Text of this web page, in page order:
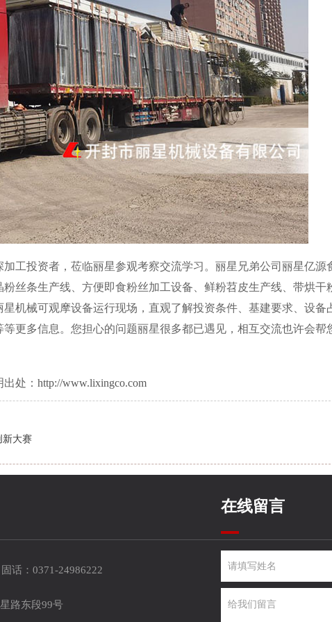
工投资者，莅临丽星参观考察交流学习。丽星兄弟公司丽星亿源
丝条生产线、方便即食粉丝加工设备、鲜粉苕皮生产线、带烘干
机械可观摩设备运行现场，直观了解投资条件、基建要求、设备
更多信息。您担心的问题丽星很多都已遇见，相互交流也许会帮
处： http://www.lixingco.com
新大赛
固话：0371-24986222
路东段99号
在线留言